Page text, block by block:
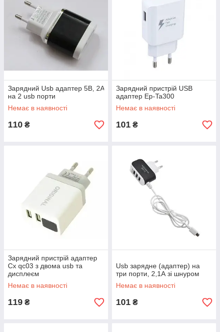
Зарядний Usb адаптер 5В, 2A
на 2 usb порти
Немає в наявності
110 ₴
Зарядний пристрій USB
адаптер Ep-Ta300
Немає в наявності
101 ₴
Зарядний пристрій адаптер
Cx qc03 з двома usb та
дисплеєм
Немає в наявності
119 ₴
Usb зарядне (адаптер) на
три порти, 2,1А зі шнуром
Немає в наявності
101 ₴